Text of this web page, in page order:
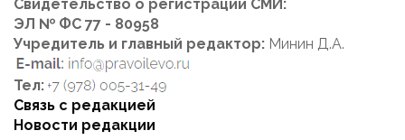
Свидетельство о регистрации СМИ:
ЭЛ № ФС 77 - 80958
Учредитель и главный редактор: Минин Д.А.
Тел:
Связь с редакцией
Новости редакции